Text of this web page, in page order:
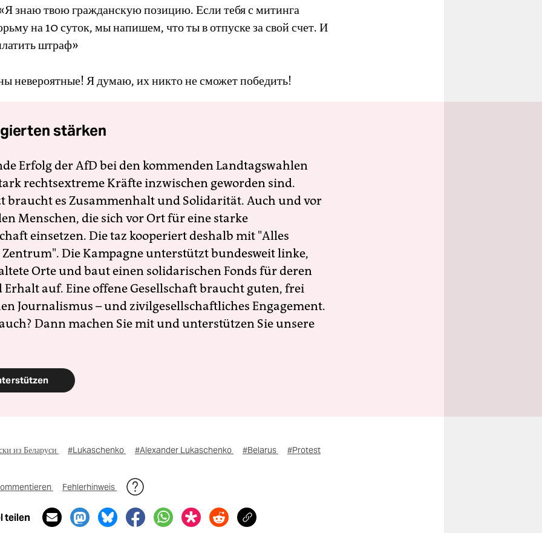
знаю твою гражданскую позицию. Если тебя с митинга
на 10 суток, мы напишем, что ты в отпуске за свой счет. И
штраф»
невероятные! Я думаю, их никто не сможет победить!
stärken
Erfolg der AfD bei den kommenden Landtagswahlen
rechtsextreme Kräfte inzwischen geworden sind.
braucht es Zusammenhalt und Solidarität. Auch und vor
Menschen, die sich vor Ort für eine starke
einsetzen. Die taz kooperiert deshalb mit "Alles
Die Kampagne unterstützt bundesweit linke,
Orte und baut einen solidarischen Fonds für deren
Erhalt auf. Eine offene Gesellschaft braucht guten, frei
Journalismus – und zivilgesellschaftliches Engagement.
Dann machen Sie mit und unterstützen Sie unsere
из Беларуси #Lukaschenko #Alexander Lukaschenko #Belarus #Protest
Fehlerhinweis
teilen